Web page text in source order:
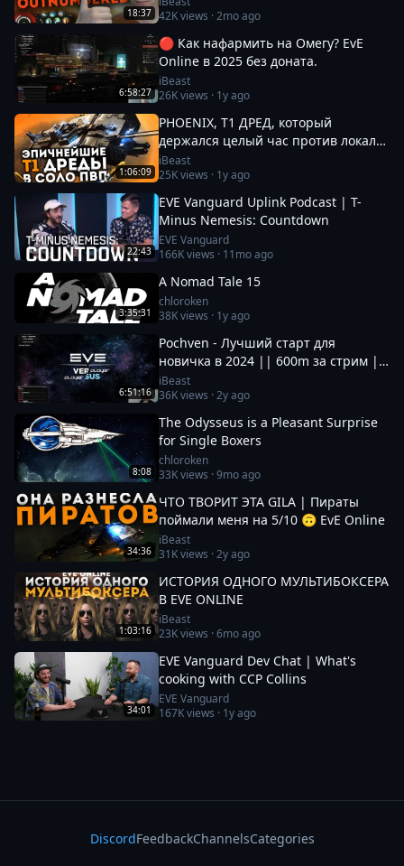
18:37 42Kviews ·2mo ago
6:58:27
🔴 Как нафармить на Омегу? EvE
Online в 2025 без доната.
iBeast
26Kviews · 1y ago
1:06:09
PHOENIX, Т1 ДРЕД, который
держался целый час против локала
100+ | EvE Online
iBeast
25Kviews · 1y ago
22:43
EVE Vanguard Uplink Podcast | T-
Minus Nemesis: Countdown
EVE Vanguard
166Kviews · 11mo ago
3:35:31
A Nomad Tale 15
chloroken
38Kviews · 1y ago
6:51:16
Pochven - Лучший старт для
новичка в 2024 || 600m за стрим ||
Фармим на нубшипе в EvE Online
iBeast
36Kviews ·2y ago
8:08
The Odysseus is a Pleasant Surprise
for Single Boxers
chloroken
33Kviews ·9mo ago
34:36
ЧТО ТВОРИТ ЭТА GILA | Пираты
поймали меня на 5/10 🙃 EvE Online
iBeast
31Kviews ·2y ago
1:03:16
ИСТОРИЯ ОДНОГО МУЛЬТИБОКСЕРА
В EVE ONLINE
iBeast
23Kviews ·6mo ago
34:01
EVE Vanguard Dev Chat | What's
cooking with CCP Collins
EVE Vanguard
167Kviews · 1y ago
DiscordFeedbackChannelsCategories